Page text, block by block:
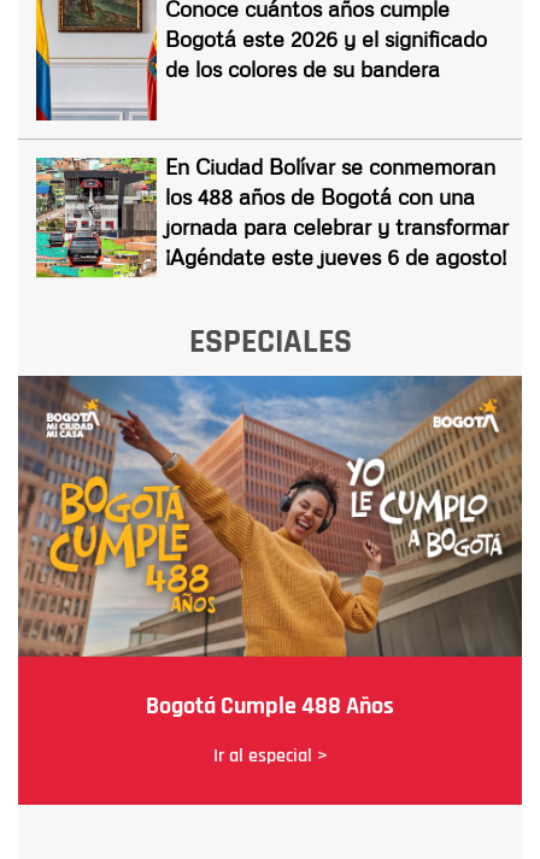
Conoce cuántos años cumple
Bogotá este 2026 y el significado
de los colores de su bandera
En Ciudad Bolívar se conmemoran
los 488 años de Bogotá con una
jornada para celebrar y transformar
¡Agéndate este jueves 6 de agosto!
ESPECIALES
Bogotá Cumple 488 Años
Ir al especial >